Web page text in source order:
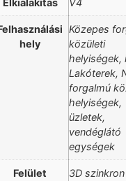
Élkialakítás V4
hely
Közepes
közületi
helyiségek,
Lakóterek,
forgalmú
helyiségek,
üzletek,
vendéglátó
egységek
Felület
3D szinkron